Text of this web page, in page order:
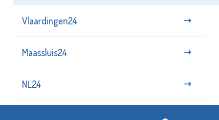
Vlaardingen24
Maassluis24
NL24